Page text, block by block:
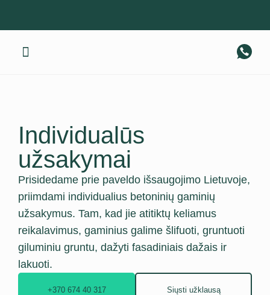
Individualūs
užsakymai
Prisidedame prie paveldo išsaugojimo Lietuvoje,
priimdami individualius betoninių gaminių
užsakymus. Tam, kad jie atitiktų keliamus
reikalavimus, gaminius galime šlifuoti, gruntuoti
giluminiu gruntu, dažyti fasadiniais dažais ir
lakuoti.
+370 674 40 317 Siųsti užklausą